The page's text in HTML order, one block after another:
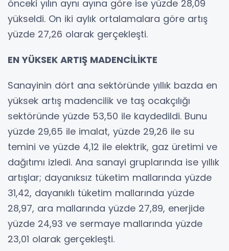
önceki yılın aynı ayına göre ise yüzde 28,09
yükseldi. On iki aylık ortalamalara göre artış
yüzde 27,26 olarak gerçekleşti.
EN YÜKSEK ARTIŞ MADENCİLİKTE
Sanayinin dört ana sektöründe yıllık bazda en
yüksek artış madencilik ve taş ocakçılığı
sektöründe yüzde 53,50 ile kaydedildi. Bunu
yüzde 29,65 ile imalat, yüzde 29,26 ile su
temini ve yüzde 4,12 ile elektrik, gaz üretimi ve
dağıtımı izledi. Ana sanayi gruplarında ise yıllık
artışlar; dayanıksız tüketim mallarında yüzde
31,42, dayanıklı tüketim mallarında yüzde
28,97, ara mallarında yüzde 27,89, enerjide
yüzde 24,93 ve sermaye mallarında yüzde
23,01 olarak gerçekleşti.